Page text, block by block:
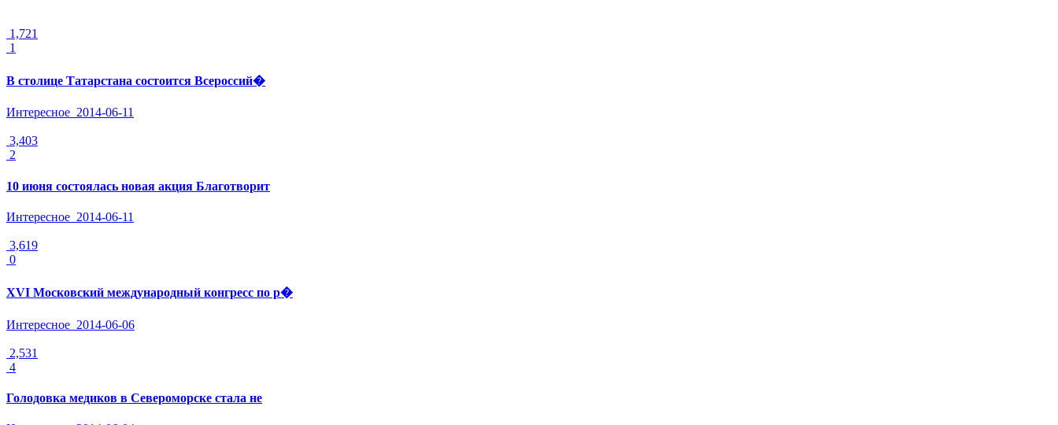
1,721
1
В столице Татарстана состоится Всероссий�
Интересное 2014-06-11
3,403
2
10 июня состоялась новая акция Благотворит
Интересное 2014-06-11
3,619
0
XVI Московский международный конгресс по р�
Интересное 2014-06-06
2,531
4
Голодовка медиков в Североморске стала не